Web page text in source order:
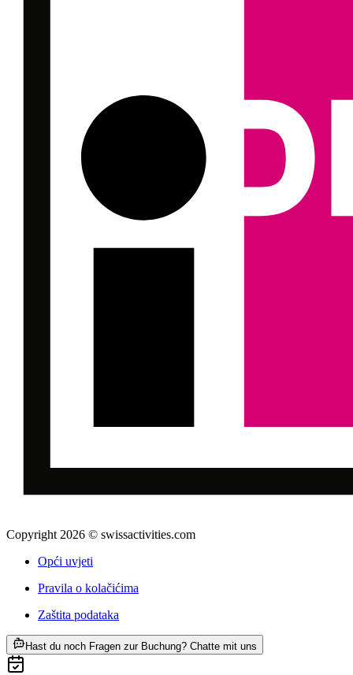
Copyright 2026 © swissactivities.com
Opći uvjeti
Pravila o kolačićima
Zaštita podataka
Hast du noch Fragen zur Buchung? Chatte mit uns